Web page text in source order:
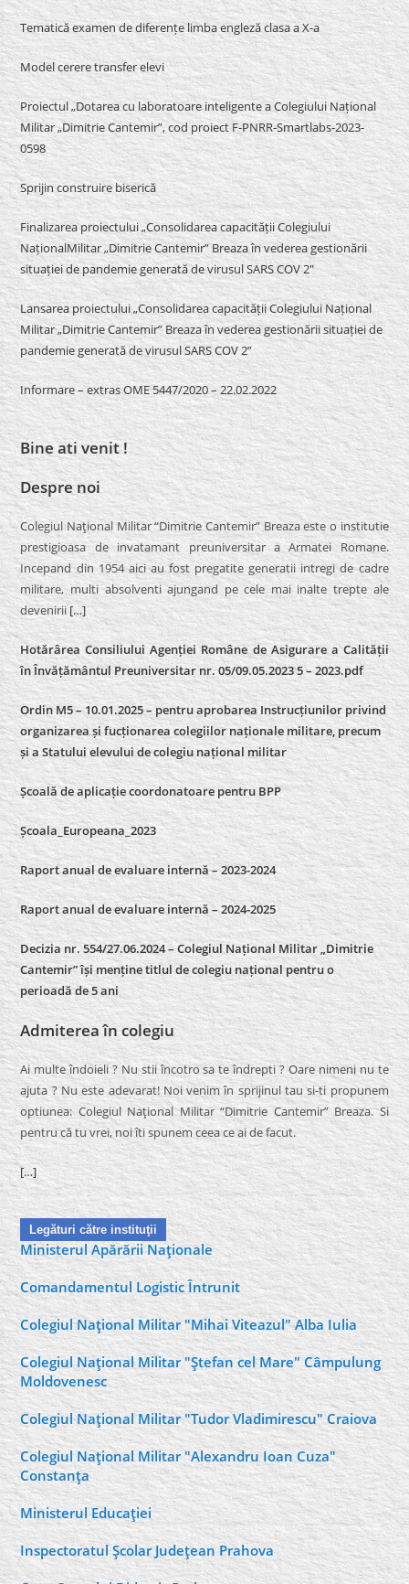
Tematică examen de diferențe limba engleză clasa a X-a
Model cerere transfer elevi
Proiectul „Dotarea cu laboratoare inteligente a Colegiului Național
Militar „Dimitrie Cantemir”, cod proiect F-PNRR-Smartlabs-2023-
0598
Sprijin construire biserică
Finalizarea proiectului „Consolidarea capacității Colegiului
NaționalMilitar „Dimitrie Cantemir” Breaza în vederea gestionării
situației de pandemie generată de virusul SARS COV 2″
Lansarea proiectului „Consolidarea capacității Colegiului Național
Militar „Dimitrie Cantemir” Breaza în vederea gestionării situației de
pandemie generată de virusul SARS COV 2”
Informare – extras OME 5447/2020 – 22.02.2022
Bine ati venit !
Despre noi
Colegiul Naţional Militar “Dimitrie Cantemir” Breaza este o institutie
prestigioasa de invatamant preuniversitar a Armatei Romane.
Incepand din 1954 aici au fost pregatite generatii intregi de cadre
militare, multi absolventi ajungand pe cele mai inalte trepte ale
devenirii[…]
Hotărârea Consiliului Agenției Române de Asigurare a Calității
în Învățământul Preuniversitar nr. 05/09.05.2023 5 – 2023.pdf
Ordin M5 – 10.01.2025 – pentru aprobarea Instrucțiunilor privind
organizarea și fucționarea colegiilor naționale militare, precum
și a Statului elevului de colegiu național militar
Școală de aplicație coordonatoare pentru BPP
Școala_Europeana_2023
Raport anual de evaluare internă – 2023-2024
Raport anual de evaluare internă –2024-2025
Decizia nr. 554/27.06.2024 – Colegiul Național Militar „Dimitrie
Cantemir” își menține titlul de colegiu național pentru o
perioadă de 5 ani
Admiterea în colegiu
Ai multe îndoieli ? Nu stii încotro sa te îndrepti ? Oare nimeni nu te
ajuta ? Nu este adevarat! Noi venim în sprijinul tau si-ti propunem
optiunea: Colegiul Naţional Militar “Dimitrie Cantemir” Breaza. Si
pentru că tu vrei, noi îti spunem ceea ce ai de facut.
[…]
Legături către instituţii
Ministerul Apărării Naţionale
Comandamentul Logistic Întrunit
Colegiul Naţional Militar "Mihai Viteazul" Alba Iulia
Colegiul Naţional Militar "Ştefan cel Mare" Câmpulung
Moldovenesc
Colegiul Naţional Militar "Tudor Vladimirescu" Craiova
Colegiul Naţional Militar "Alexandru Ioan Cuza"
Constanţa
Ministerul Educaţiei
Inspectoratul Şcolar Judeţean Prahova